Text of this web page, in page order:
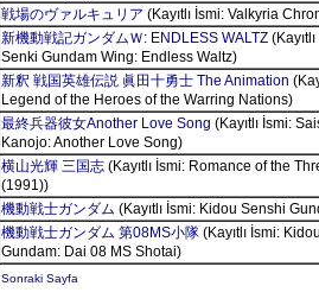
戦場のヴァルキュリア (Kayıtlı İsmi: Valkyria
新機動戦記ガンダムＷ: ENDLESS WALTZ
Senki Gundam Wing: Endless Waltz)
新釈 戦国英雄伝説 眞田十勇士 The Animation
Legend of the Heroes of the Warring Nations)
最終兵器彼女Another Love Song (Kayıtlı İsmi:
Kanojo: Another Love Song)
横山光輝 三国志(Kayıtlı İsmi: Romance of the
(1991))
機動戦士ガンダム (Kayıtlı İsmi: Kidou Senshi
機動戦士ガンダム 第08MS小隊(Kayıtlı İsmi:
Gundam: Dai 08 MS Shotai)
Sonraki Sayfa